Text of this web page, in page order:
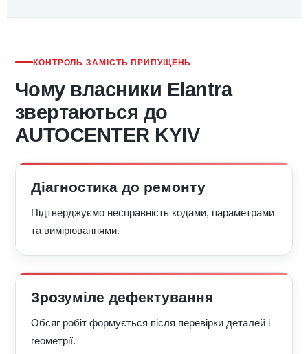
КОНТРОЛЬ ЗАМІСТЬ ПРИПУЩЕНЬ
Чому власники Elantra
звертаються до
AUTOCENTER KYIV
Діагностика до ремонту
Підтверджуємо несправність кодами, параметрами
та вимірюваннями.
Зрозуміле дефектування
Обсяг робіт формується після перевірки деталей і
геометрії.